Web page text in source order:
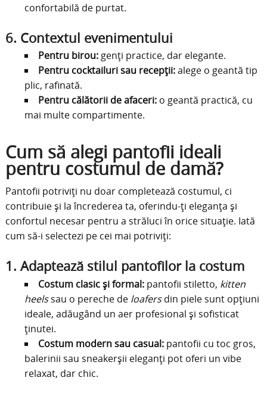
confortabilă de purtat.
6. Contextul evenimentului
Pentru birou:genți practice, dar elegante.
Pentru cocktailuri sau recepții:alege o geantă tip
plic, rafinată.
Pentru călătorii de afaceri:o geantă practică, cu
mai multe compartimente.
Cum să alegi pantofii ideali
pentru costumul de damă?
Pantofii potriviți nu doar completează costumul, ci
contribuie și la încrederea ta, oferindu-ți eleganța și
confortul necesar pentru a străluci în orice situație. Iată
cum să-i selectezi pe cei mai potriviți:
1. Adaptează stilul pantofilor la costum
Costum clasic și formal:pantofii stiletto, kitten
heelssau o pereche de loafersdin piele sunt opțiuni
ideale, adăugând un aer profesional și sofisticat
ținutei.
Costum modern sau casual:pantofii cu toc gros,
balerinii sau sneakerșii eleganți pot oferi un vibe
relaxat, dar chic.